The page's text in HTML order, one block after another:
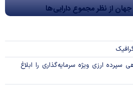
از نظر مجموع دارایی‌ها
سپرده ارزی ویژه سرمایه‌گذاری را ابلاغ